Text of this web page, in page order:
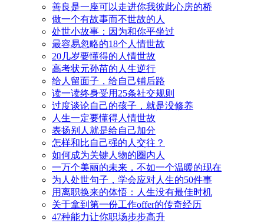
善良是一座可以走进你我彼此心房的桥
做一个有故事而不世故的人
处世小故事：因为和你平坐过
最容易忽略的18个人情世故
20几岁要懂得的人情世故
高考状元孙苗的人生逆行
给人留面子，给自己铺后路
读一读终身受用25条社交规则
过度谈论自己的孩子，就是没修养
人生一定要懂得人情世故
表扬别人就是给自己加分
怎样和比自己强的人交往？
如何成为关键人物的圈内人
一万个美丽的未来，不如一个温暖的现在
为人处世句子，学会应对人生的50件事
用离职换来的体悟：人生没有最佳时机
关于拿到第一份工作offer的传奇经历
47种能力让你职场步步高升